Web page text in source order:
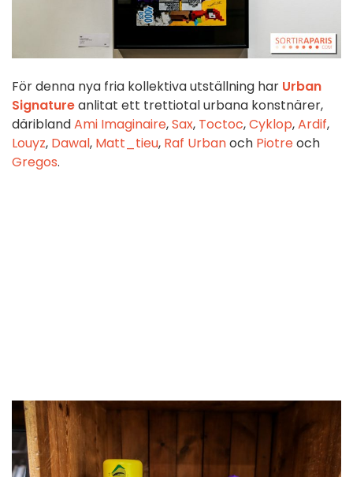
För denna nya fria kollektiva utställning har Urban
Signatureanlitat ett trettiotal urbana konstnärer,
däriblandAmi Imaginaire,Sax, Toctoc,Cyklop,Ardif,
Louyz, Dawal, Matt_tieu, Raf Urbanoch Piotreoch
Gregos.